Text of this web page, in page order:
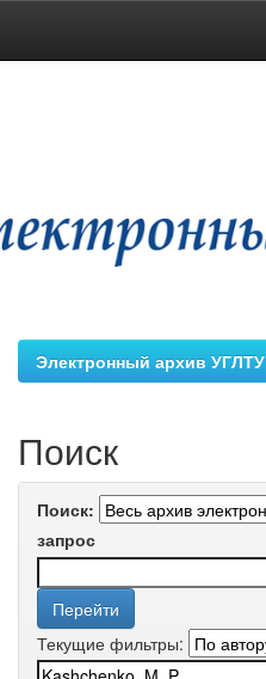
Электронный архив УГЛТУ
Поиск
Поиск:
запрос
Текущие фильтры: